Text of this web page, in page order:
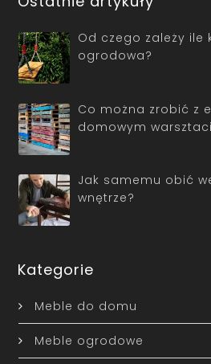
Od czego zależy ile
ogrodowa?
Co można zrobić z
domowym
Jak samemu obić
wnętrze?
Kategorie
Meble do domu
Meble ogrodowe